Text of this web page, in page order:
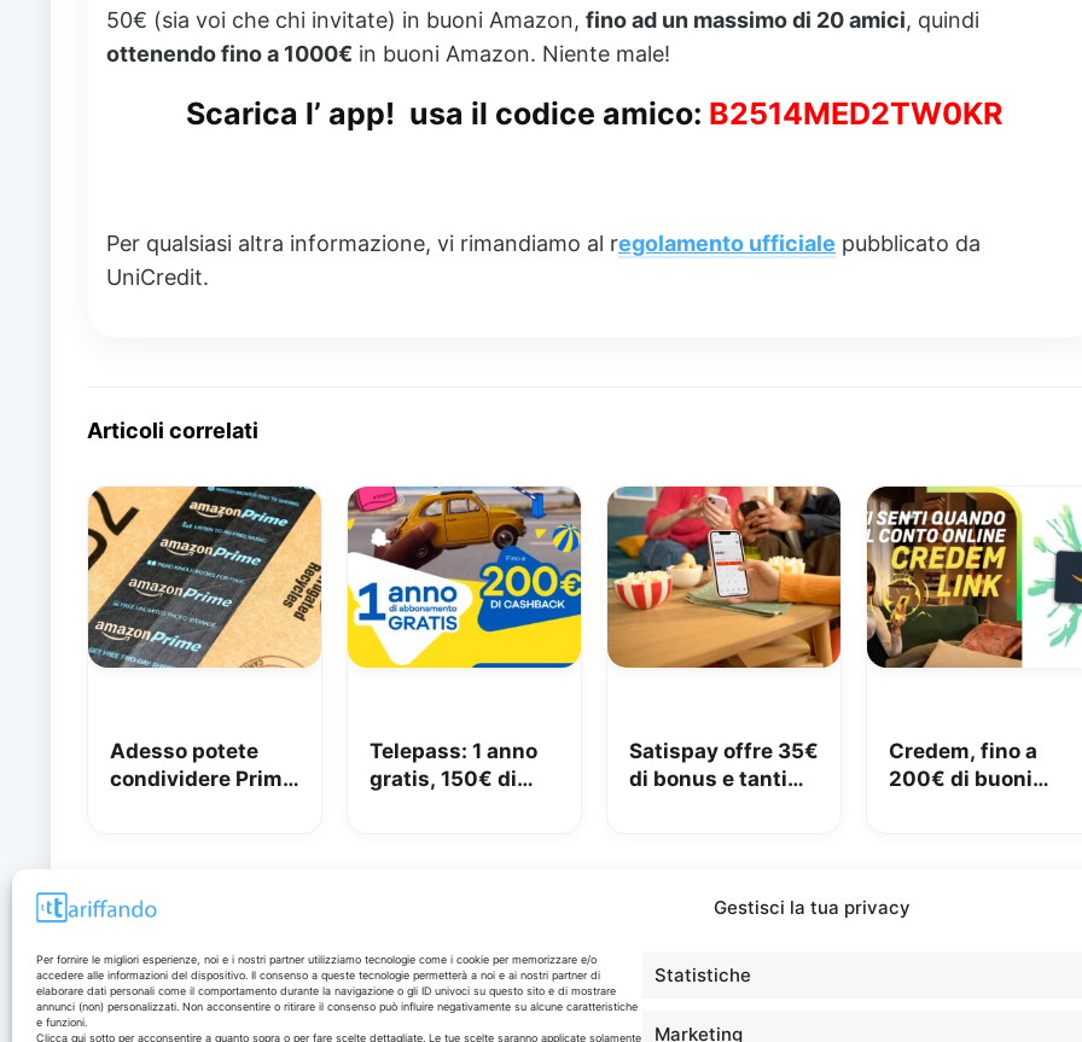
Gestisci la tua privacy
Per fornire le migliori esperienze, noi e i nostri partner utilizziamo tecnologie come i cookie per memorizzare e/o
accedere alle informazioni del dispositivo. Il consenso a queste tecnologie permetterà a noi e ai nostri partner di
elaborare dati personali come il comportamento durante la navigazione o gli ID univoci su questo sito e di mostrare
annunci (non) personalizzati. Non acconsentire o ritirare il consenso può influire negativamente su alcune caratteristiche
e funzioni.
Clicca qui sotto per acconsentire a quanto sopra o per fare scelte dettagliate. Le tue scelte saranno applicate solamente
Statistiche
Marketing
50€ (sia voi che chi invitate) in buoni Amazon, fino ad un massimo di 20 amici, quindi
ottenendo fino a 1000€ in buoni Amazon. Niente male!
Scarica l’ app! usa il codice amico: B2514MED2TW0KR
Per qualsiasi altra informazione, vi rimandiamo al regolamento ufficiale pubblicato da
UniCredit.
Articoli correlati
Adesso potete
condividere Prime
Telepass: 1 anno
gratis, 150€ di
Satispay offre 35€
di bonus e tanti
Credem, fino a
200€ di buoni
Disclaimer
I marchi citati appartengono ai rispettivi proprietari. Le
offerte segnalate possono subire variazioni: verifica
Info
In qualità di Affiliato Amazon ed eBay, Tariffando riceve
un guadagno dagli acquisti idonei.